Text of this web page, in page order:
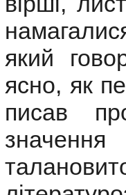
який
ясно, як
писав